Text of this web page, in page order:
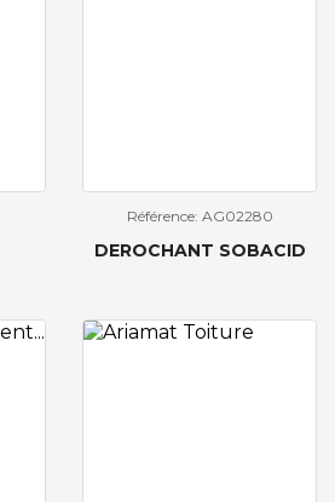
Référence: AG02280
DEROCHANT SOBACID